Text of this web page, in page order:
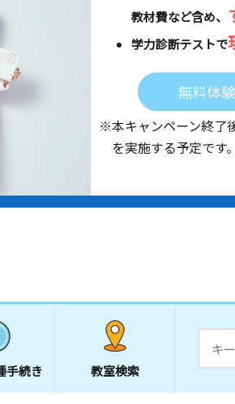
教材費など含め、
学力診断テストで
無料体
※本キャンペーン終了
を実施する予定です。
手続き 教室検索